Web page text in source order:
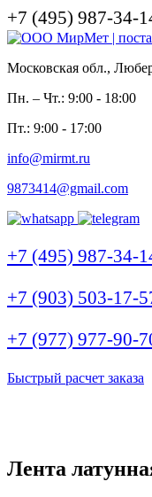
+7 (495) 987-34-
Московская обл.,
Пн. – Чт.: 9:00 - 18:00
Пт.: 9:00 - 17:00
info@mirmt.ru
9873414@gmail.com
+7 (495) 987-34-
+7 (903) 503-17-
+7 (977) 977-90-
Быстрый расчет заказа
Лента